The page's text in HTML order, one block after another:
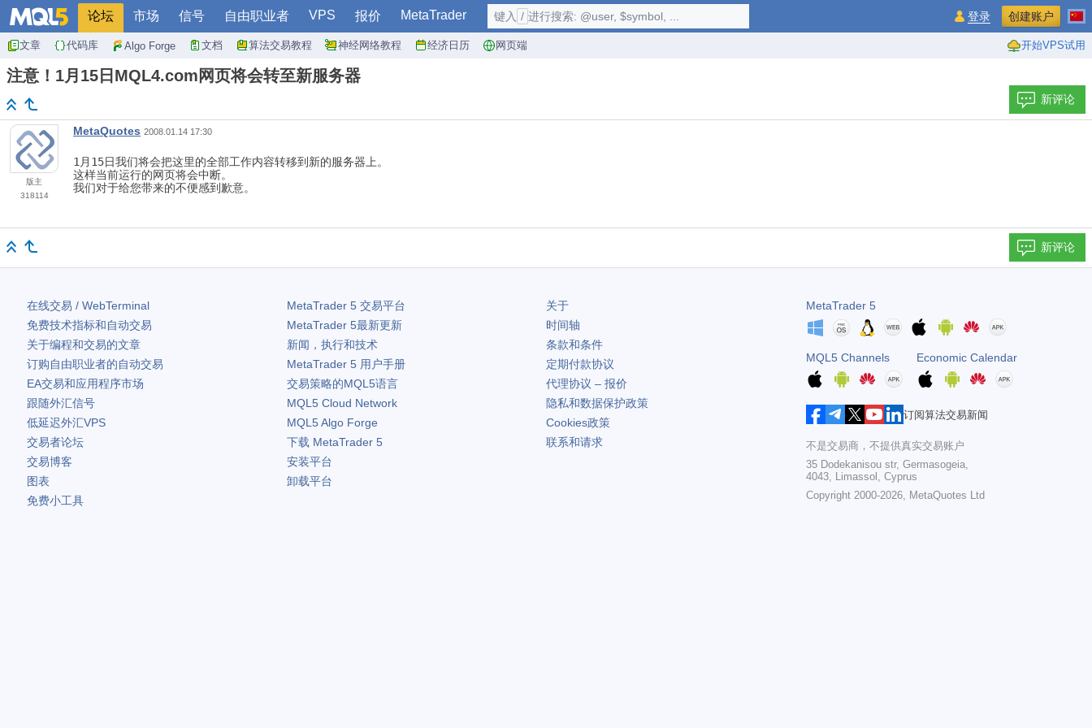
论坛 市场 信号 自由职业者 VPS 报价 MetaTrader
文章 代码库 Algo Forge 文档 算法交易教程 神经网络教程 经济日历 网页端 开始VPS试用
键入 / 进行搜索: @user, $symbol, ... 登录 创建账户
注意！1月15日MQL4.com网页将会转至新服务器
新评论
版主
318114
MetaQuotes 2008.01.14 17:30
1月15日我们将会把这里的全部工作内容转移到新的服务器上。
这样当前运行的网页将会中断。
我们对于给您带来的不便感到歉意。
新评论
在线交易 / WebTerminal
免费技术指标和自动交易
关于编程和交易的文章
订购自由职业者的自动交易
EA交易和应用程序市场
跟随外汇信号
低延迟外汇VPS
交易者论坛
交易博客
图表
免费小工具
MetaTrader 5交易平台
MetaTrader 5最新更新
新闻，执行和技术
MetaTrader 5用户手册
交易策略的MQL5语言
MQL5 Cloud Network
MQL5 Algo Forge
下载 MetaTrader 5
安装平台
卸载平台
关于
时间轴
条款和条件
定期付款协议
代理协议 – 报价
隐私和数据保护政策
Cookies政策
联系和请求
MetaTrader 5
MQL5 Channels Economic Calendar
订阅算法交易新闻
不是交易商，不提供真实交易账户
35 Dodekanisou str, Germasogeia,
4043, Limassol, Cyprus
Copyright 2000-2026, MetaQuotes Ltd